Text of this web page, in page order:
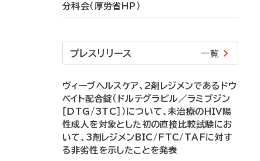
分科会（厚労省HP）
プレスリリース 一覧
ヴィーブヘルスケア、2剤レジメンであるドウ
ベイト配合錠（ドルテグラビル／ラミブジン
［DTG/3TC］）について、未治療のHIV陽
性成人を対象とした初の直接比較試験にお
いて、3剤レジメンBIC/FTC/TAFに対す
る非劣性を示したことを発表